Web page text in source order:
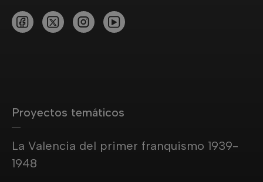
Proyectos temáticos
La Valencia del primer franquismo 1939-
1948